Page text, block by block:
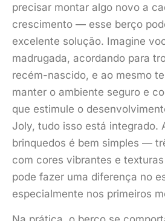
precisar montar algo novo a
crescimento — esse berço
excelente solução. Imagine
madrugada, acordando para
recém-nascido, e ao mesmo
manter o ambiente seguro e
que estimule o
Joly, tudo isso está integrado.
brinquedos é bem simples —
com cores vibrantes e
pode fazer uma diferença no
especialmente nos primeiros